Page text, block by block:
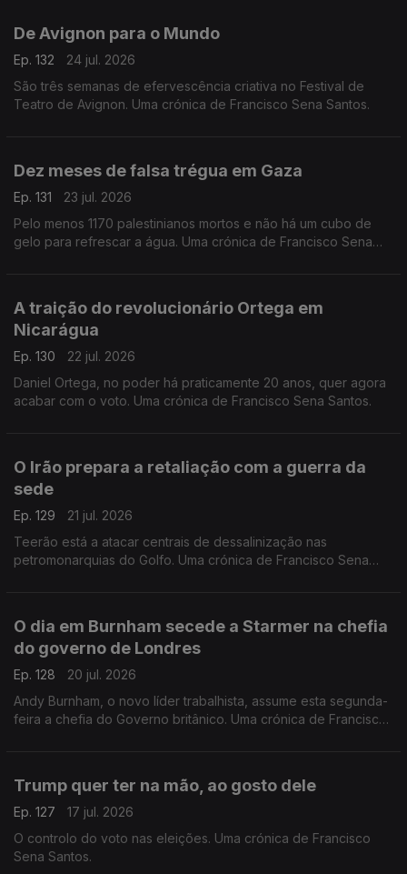
De Avignon para o Mundo
Ep. 132
24 jul. 2026
São três semanas de efervescência criativa no Festival de
Teatro de Avignon. Uma crónica de Francisco Sena Santos.
Dez meses de falsa trégua em Gaza
Ep. 131
23 jul. 2026
Pelo menos 1170 palestinianos mortos e não há um cubo de
gelo para refrescar a água. Uma crónica de Francisco Sena
A traição do revolucionário Ortega em
Nicarágua
Ep. 130
22 jul. 2026
Daniel Ortega, no poder há praticamente 20 anos, quer agora
acabar com o voto. Uma crónica de Francisco Sena Santos.
O Irão prepara a retaliação com a guerra da
sede
Ep. 129
21 jul. 2026
Teerão está a atacar centrais de dessalinização nas
petromonarquias do Golfo. Uma crónica de Francisco Sena
O dia em Burnham secede a Starmer na chefia
do governo de Londres
Ep. 128
20 jul. 2026
Andy Burnham, o novo líder trabalhista, assume esta segunda-
feira a chefia do Governo britânico. Uma crónica de Francisco
Trump quer ter na mão, ao gosto dele
Ep. 127
17 jul. 2026
O controlo do voto nas eleições. Uma crónica de Francisco
Sena Santos.